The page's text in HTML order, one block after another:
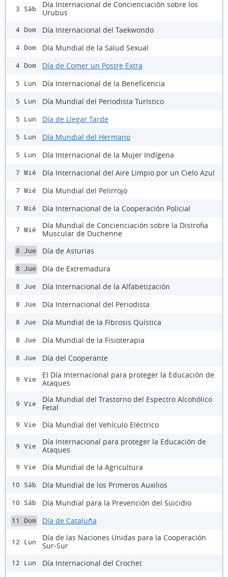
3 Sáb
Día Internacional de Concienciación sobre los
Urubus
4 Dom Día Internacional del Taekwondo
4 Dom Día Mundial de la Salud Sexual
4 Dom Día de Comer un Postre Extra
5 Lun Día Internacional de la Beneficencia
5 Lun Día Mundial del Periodista Turístico
5 Lun Día de Llegar Tarde
5 Lun Día Mundial del Hermano
5 Lun Día Internacional de la Mujer Indígena
7 Mié Día Internacional del Aire Limpio por un Cielo Azul
7 Mié Día Mundial del Pelirrojo
7 Mié Día Internacional de la Cooperación Policial
7 Mié
Día Mundial de Concienciación sobre la Distrofia
Muscular de Duchenne
8 Jue Día de Asturias
8 Jue Día de Extremadura
8 Jue Día Internacional de la Alfabetización
8 Jue Día Internacional del Periodista
8 Jue Día Mundial de la Fibrosis Quística
8 Jue Día Mundial de la Fisioterapia
8 Jue Día del Cooperante
9 Vie
El Día Internacional para proteger la Educación de
Ataques
9 Vie
Día Mundial del Trastorno del Espectro Alcohólico
Fetal
9 Vie Día Mundial del Vehículo Eléctrico
9 Vie
Día Internacional para proteger la Educación de
Ataques
9 Vie Día Mundial de la Agricultura
10 Sáb Día Mundial de los Primeros Auxilios
10 Sáb Día Mundial para la Prevención del Suicidio
11 Dom Día de Cataluña
12 Lun
Día de las Naciones Unidas para la Cooperación
Sur-Sur
12 Lun
Día Internacional del Crochet